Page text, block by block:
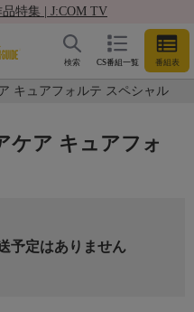
特集 | J:COM TV
CS番組一覧 番組表
検索
キュアフォルテ スペシャル
ケア キュアフォ
予定はありません